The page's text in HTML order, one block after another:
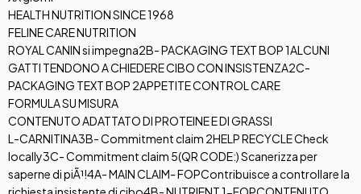
HEALTH NUTRITION SINCE 1968
FELINE CARE NUTRITION
ROYAL CANIN si impegna2B- PACKAGING TEXT BOP 1ALCUNI
GATTI TENDONO A CHIEDERE CIBO CON INSISTENZA2C-
PACKAGING TEXT BOP 2APPETITE CONTROL CARE
FORMULA SU MISURA
CONTENUTO ADATTATO DI PROTEINE E DI GRASSI
L-CARNITINA3B- Commitment claim 2HELP RECYCLE Check
locally3C- Commitment claim 5(QR CODE:) Scanerizza per
saperne di piÃ¹!4A- MAIN CLAIM- FOPContribuisce a controllare la